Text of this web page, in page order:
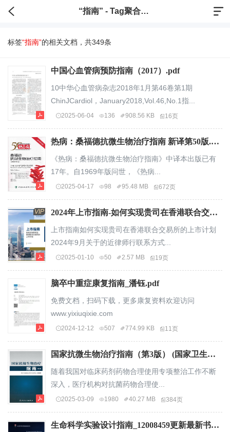
“指南” - Tag聚合标签
标签“指南”的相关文档，共349条
中国心血管病预防指南（2017）.pdf
10中华心血管病杂志2018年1月第46卷第1期
ChinJCardiol，January2018,Vol.46,No.1指...
2025-06-04 136 908.56 KB 16页
热病：桑福德抗微生物治疗指南 新译第50版.pdf
《热病：桑福德抗微生物治疗指南》中译本出版已有
17年。自1969年版问世，《热病...
2025-04-17 98 95.48 MB 672页
VIP 2024年上市指南-如何实现贵司在香港联合交易所的上市计划-的近律师行（deacons）.pdf
上市指南如何实现贵司在香港联合交易所的上市计划
2024年9月关于的近律师行联系方式...
2025-01-10 50 2.57 MB 19页
脑卒中重症康复指南_潘钰.pdf
免费文档，扫码下载，更多康复资料欢迎访问
www.yixiuqixie.com
2024-12-12 507 774.99 KB 11页
国家抗微生物治疗指南（第3版） (国家卫生健康委员合理用药专家委员会) (Z-Library).pdf
随着我国对临床药剂药物合理使用专项整治工作不断
深入，医疗机构对抗菌药物合理使...
2025-03-09 1980 40.27 MB 384页
生命科学实验设计指南_12008459更新最新书籍添加微信book657585.pdf